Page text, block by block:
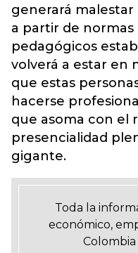
generará malestar
a partir de normas
pedagógicos
volverá a estar en
que estas
hacerse
que asoma con el
presencialidad
gigante.
Toda la
económico,